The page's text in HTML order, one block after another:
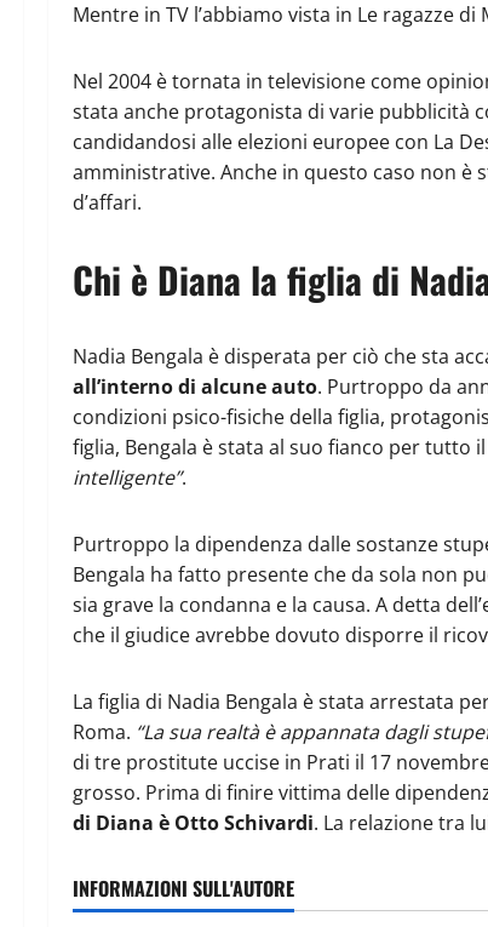
Mentre in TV l’abbiamo vista in Le ragazze di
Nel 2004 è tornata in televisione come
stata anche protagonista di varie pubblicità
candidandosi alle elezioni europee con La
amministrative. Anche in questo caso non è
d’affari.
Chi è Diana la figlia di
Nadia Bengala è disperata per ciò che sta
all’interno di alcune auto. Purtroppo da
condizioni psico-fisiche della figlia,
figlia, Bengala è stata al suo fianco per tutto
intelligente”.
Purtroppo la dipendenza dalle sostanze
Bengala ha fatto presente che da sola non
sia grave la condanna e la causa. A detta
che il giudice avrebbe dovuto disporre il
La figlia di Nadia Bengala è stata arrestata
Roma. “La sua realtà è appannata dagli
di tre prostitute uccise in Prati il 17
grosso. Prima di finire vittima delle
di Diana è Otto Schivardi. La relazione tra
INFORMAZIONI SULL'AUTORE